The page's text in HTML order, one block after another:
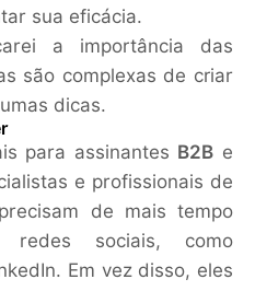
sua eficácia.
a importância das
são complexas de criar
dicas.
para assinantes B2B e
e profissionais de
de mais tempo
redes sociais, como
Em vez disso, eles